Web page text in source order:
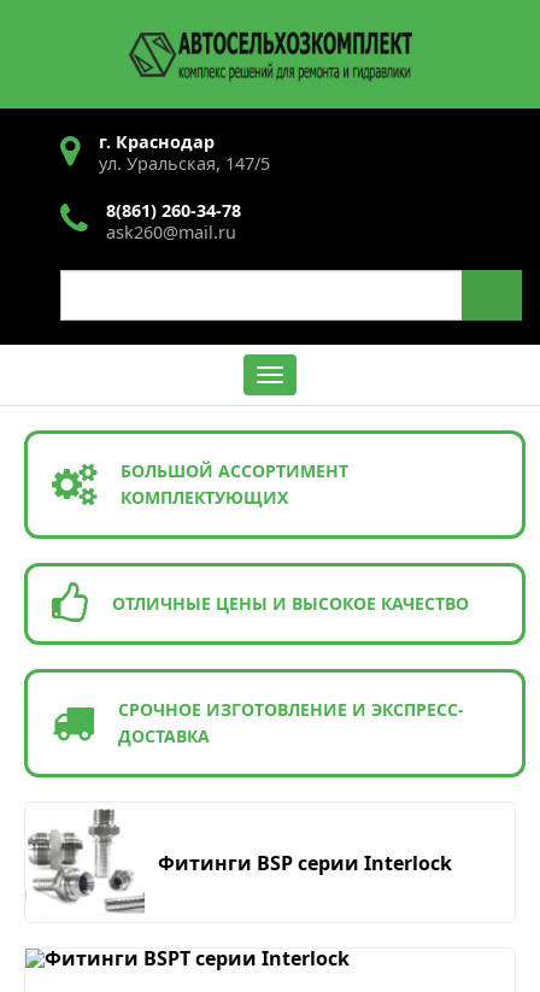
г. Краснодар
ул. Уральская, 147/5
8(861) 260-34-78
ask260@mail.ru
БОЛЬШОЙ АССОРТИМЕНТ
КОМПЛЕКТУЮЩИХ
ОТЛИЧНЫЕ ЦЕНЫ И ВЫСОКОЕ КАЧЕСТВО
СРОЧНОЕ ИЗГОТОВЛЕНИЕ И ЭКСПРЕСС-
ДОСТАВКА
Фитинги BSP серии Interlock